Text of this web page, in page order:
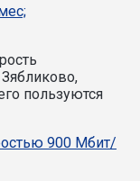
пользуются
900 Мбит/